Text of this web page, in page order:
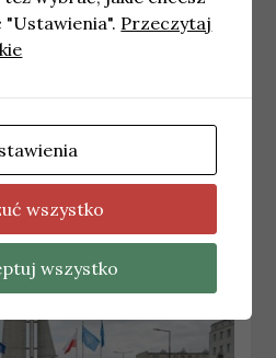
na ul. Unruga w
awarią wodociągową
"Ustawienia". Przeczytaj
wszystko
wszystko